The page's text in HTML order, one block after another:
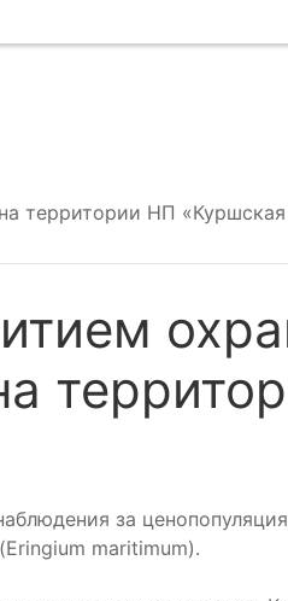
территории НП
за
maritimum).